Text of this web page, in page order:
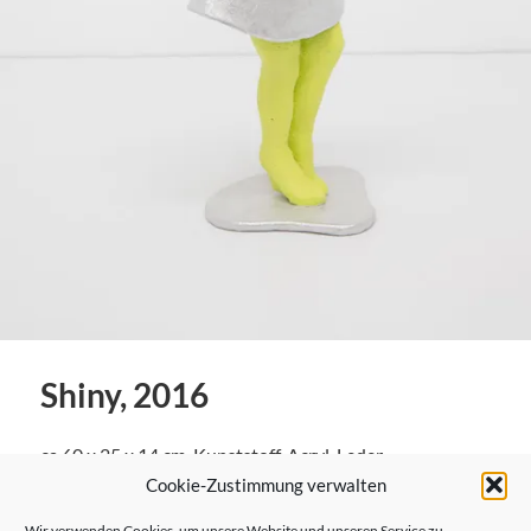
Cookie-Zustimmung verwalten
Shiny, 2016
ca.60 x 25 x 14 cm, Kunststoff, Acryl, Leder